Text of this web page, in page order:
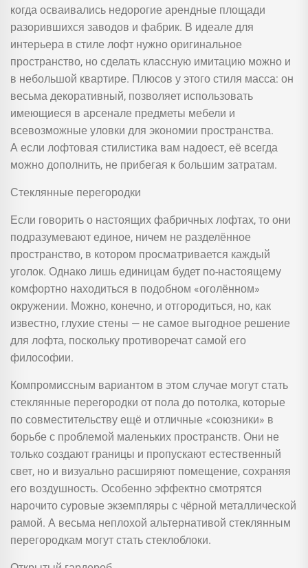
когда осваивались недорогие арендные площади
разорившихся заводов и фабрик. В идеале для
интерьера в стиле лофт нужно оригинальное
пространство, но сделать классную имитацию можно и
в небольшой квартире. Плюсов у этого стиля масса: он
весьма декоративный, позволяет использовать
имеющиеся в арсенале предметы мебели и
всевозможные уловки для экономии пространства.
А если лофтовая стилистика вам надоест, её всегда
можно дополнить, не прибегая к большим затратам.
Стеклянные перегородки
Если говорить о настоящих фабричных лофтах, то они
подразумевают единое, ничем не разделённое
пространство, в котором просматривается каждый
уголок. Однако лишь единицам будет по-настоящему
комфортно находиться в подобном «оголённом»
окружении. Можно, конечно, и отгородиться, но, как
известно, глухие стены — не самое выгодное решение
для лофта, поскольку противоречат самой его
философии.
Компромиссным вариантом в этом случае могут стать
стеклянные перегородки от пола до потолка, которые
по совместительству ещё и отличные «союзники» в
борьбе с проблемой маленьких пространств. Они не
только создают границы и пропускают естественный
свет, но и визуально расширяют помещение, сохраняя
его воздушность. Особенно эффектно смотрятся
нарочито суровые экземпляры с чёрной металлической
рамой. А весьма неплохой альтернативой стеклянным
перегородкам могут стать стеклоблоки.